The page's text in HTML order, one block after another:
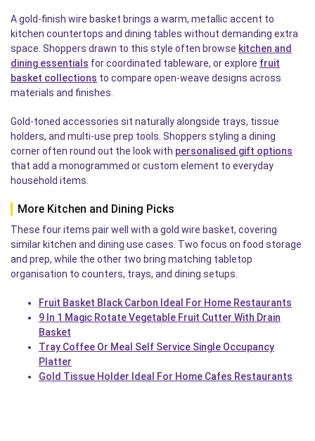
A gold-finish wire basket brings a warm, metallic accent to
kitchen countertops and dining tables without demanding extra
space. Shoppers drawn to this style often browse kitchen and
dining essentials for coordinated tableware, or explore fruit
basket collections to compare open-weave designs across
materials and finishes.
Gold-toned accessories sit naturally alongside trays, tissue
holders, and multi-use prep tools. Shoppers styling a dining
corner often round out the look with personalised gift options
that add a monogrammed or custom element to everyday
household items.
More Kitchen and Dining Picks
These four items pair well with a gold wire basket, covering
similar kitchen and dining use cases. Two focus on food storage
and prep, while the other two bring matching tabletop
organisation to counters, trays, and dining setups.
Fruit Basket Black Carbon Ideal For Home Restaurants
9 In 1 Magic Rotate Vegetable Fruit Cutter With Drain
Basket
Tray Coffee Or Meal Self Service Single Occupancy
Platter
Gold Tissue Holder Ideal For Home Cafes Restaurants